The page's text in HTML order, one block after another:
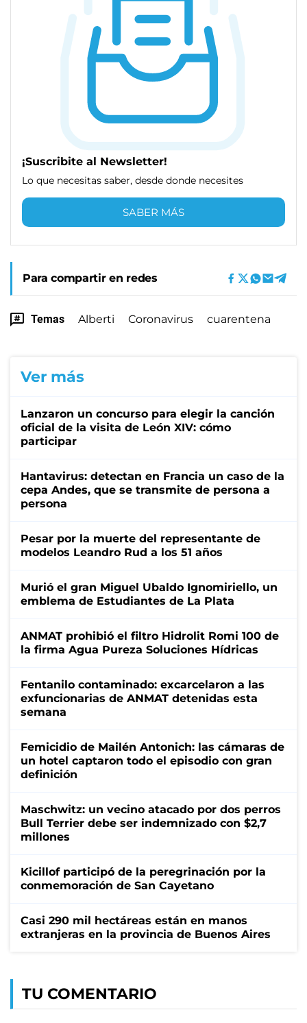
¡Suscribite al Newsletter!
Lo que necesitas saber, desde donde necesites
SABER MÁS
Para compartir en redes
Temas Alberti Coronavirus cuarentena
Ver más
Lanzaron un concurso para elegir la canción
oficial de la visita de León XIV: cómo
participar
Hantavirus: detectan en Francia un caso de la
cepa Andes, que se transmite de persona a
persona
Pesar por la muerte del representante de
modelos Leandro Rud a los 51 años
Murió el gran Miguel Ubaldo Ignomiriello, un
emblema de Estudiantes de La Plata
ANMAT prohibió el filtro Hidrolit Romi 100 de
la firma Agua Pureza Soluciones Hídricas
Fentanilo contaminado: excarcelaron a las
exfuncionarias de ANMAT detenidas esta
semana
Femicidio de Mailén Antonich: las cámaras de
un hotel captaron todo el episodio con gran
definición
Maschwitz: un vecino atacado por dos perros
Bull Terrier debe ser indemnizado con $2,7
millones
Kicillof participó de la peregrinación por la
conmemoración de San Cayetano
Casi 290 mil hectáreas están en manos
extranjeras en la provincia de Buenos Aires
TU COMENTARIO